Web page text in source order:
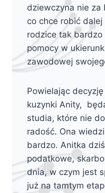
dziewczyna nie za
co chce robić
rodzice tak bardzo
pomocy w
zawodowej
Powielając
kuzynki Anity,
studia, które nie
radość. Ona
bardzo. Anitka
podatkowe,
dnia, w czym jest
już na tamtym